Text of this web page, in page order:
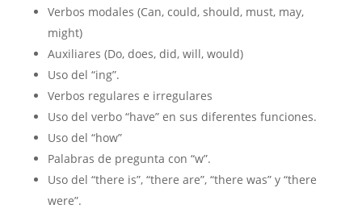
Verbos modales (Can, could, should, must, may,
might)
Auxiliares (Do, does, did, will, would)
Uso del “ing”.
Verbos regulares e irregulares
Uso del verbo “have” en sus diferentes funciones.
Uso del “how”
Palabras de pregunta con “w”.
Uso del “there is”, “there are”, “there was” y “there
were”.